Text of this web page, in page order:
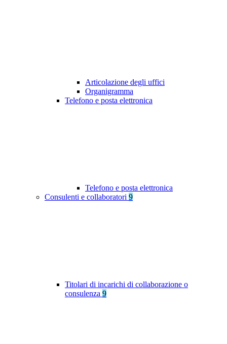
Articolazione degli uffici
Organigramma
Telefono e posta elettronica
Telefono e posta elettronica
Consulenti e collaboratori 9
Titolari di incarichi di collaborazione o
consulenza 9